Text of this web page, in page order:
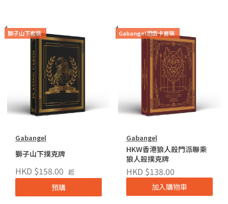
獅子山下套裝
Gabangel
獅子山下撲克牌
HKD $158.00 起
預購
Gabangel遊戲卡套裝
Gabangel
HKW香港狼人殺門派聯乘
狼人殺撲克牌
HKD $138.00
加入購物車